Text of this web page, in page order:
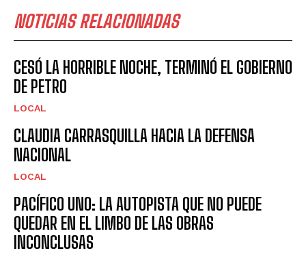
NOTICIAS RELACIONADAS
CESÓ LA HORRIBLE NOCHE, TERMINÓ EL GOBIERNO
DE PETRO
LOCAL
CLAUDIA CARRASQUILLA HACIA LA DEFENSA
NACIONAL
LOCAL
PACÍFICO UNO: LA AUTOPISTA QUE NO PUEDE
QUEDAR EN EL LIMBO DE LAS OBRAS
INCONCLUSAS